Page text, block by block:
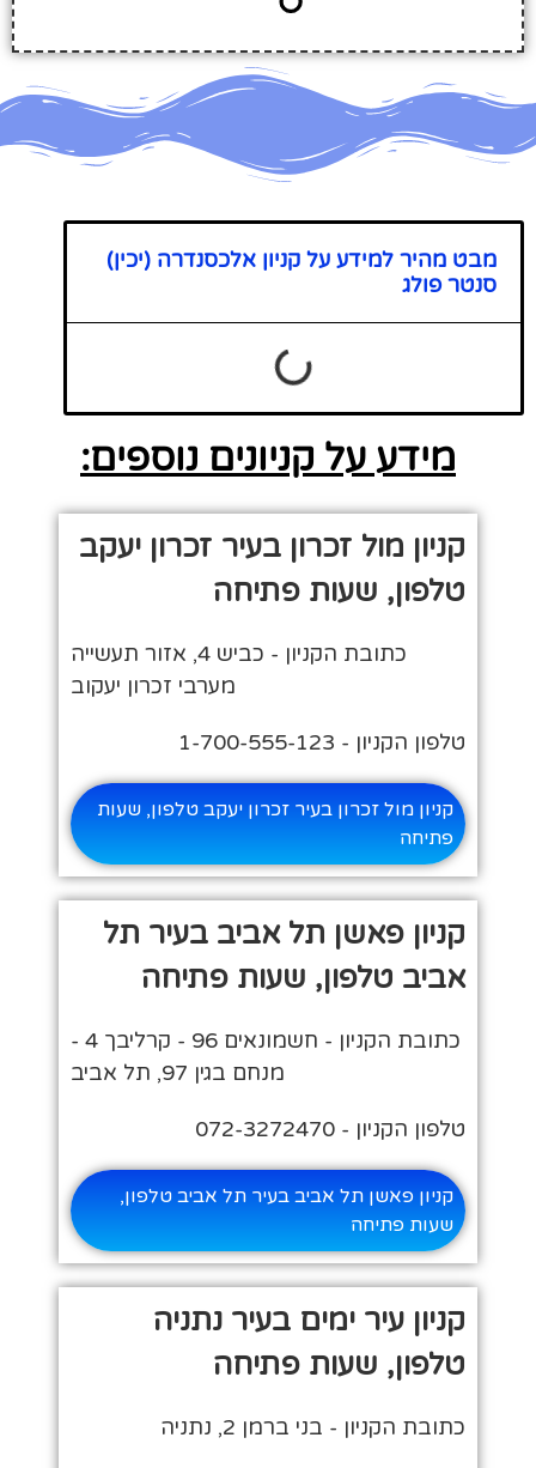
מבט מהיר למידע על קניון אלכסנדרה (יכין)
סנטר פולג
מידע על קניונים נוספים:
קניון מול זכרון בעיר זכרון יעקב
טלפון, שעות פתיחה
כתובת הקניון - כביש 4, אזור תעשייה
מערבי זכרון יעקוב
טלפון הקניון - 1-700-555-123
קניון מול זכרון בעיר זכרון יעקב טלפון, שעות
פתיחה
קניון פאשן תל אביב בעיר תל
אביב טלפון, שעות פתיחה
כתובת הקניון - חשמונאים 96 - קרליבך 4 -
מנחם בגין 97, תל אביב
טלפון הקניון - 072-3272470
קניון פאשן תל אביב בעיר תל אביב טלפון,
שעות פתיחה
קניון עיר ימים בעיר נתניה
טלפון, שעות פתיחה
כתובת הקניון - בני ברמן 2, נתניה